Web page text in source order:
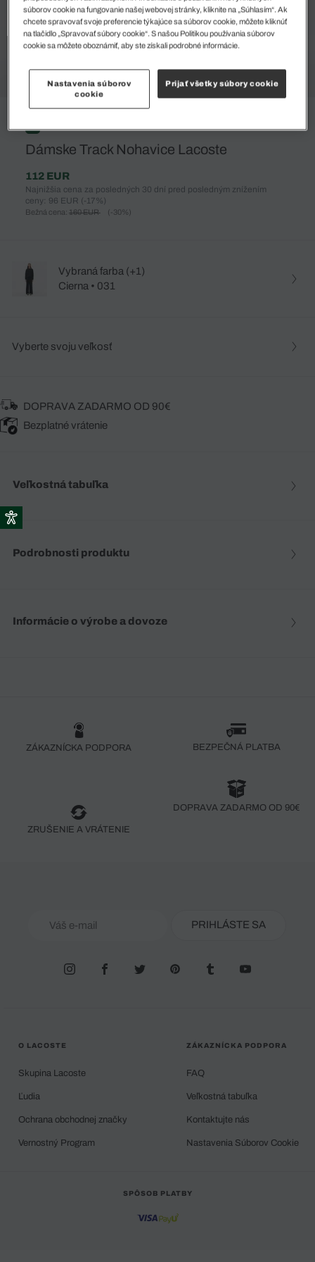
%
Dámske Track Nohavice Lacoste
112 EUR
Najnižšia cena za posledných 30 dní pred posledným znížením
ceny: 96 EUR (-17%)
Bežná cena: 160 EUR (-30%)
Vybraná farba (+1)
Cierna • 031
Vyberte svoju veľkosť
DOPRAVA ZADARMO OD 90€
Bezplatné vrátenie
Veľkostná tabuľka
Podrobnosti produktu
Informácie o výrobe a dovoze
ZÁKAZNÍCKA PODPORA BEZPEČNÁ PLATBA
ZRUŠENIE A VRÁTENIE
DOPRAVA ZADARMO OD 90€
PRIHLÁSTE SA
O LACOSTE
Skupina Lacoste
Ľudia
Ochrana obchodnej značky
Vernostný Program
ZÁKAZNÍCKA PODPORA
FAQ
Veľkostná tabuľka
Kontaktujte nás
Nastavenia Súborov Cookie
SPÔSOB PLATBY
súborov cookie na fungovanie našej webovej stránky, kliknite na „Súhlasím“. Ak
chcete spravovať svoje preferencie týkajúce sa súborov cookie, môžete kliknúť
na tlačidlo „Spravovať súbory cookie“. S našou Politikou používania súborov
cookie sa môžete oboznámiť, aby ste získali podrobné informácie.
Nastavenia súborov
cookie
Prijať všetky súbory cookie